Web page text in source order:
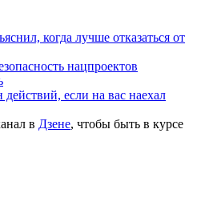
когда лучше отказаться от
нацпроектов
если на вас наехал
в Дзене, чтобы быть в курсе